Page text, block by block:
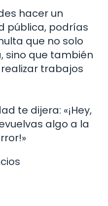
hacer un
pública, podrías
que no solo
sino que también
trabajos
te dijera: «¡Hey,
algo a la